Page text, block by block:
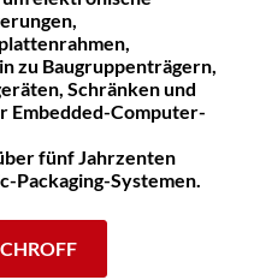
zu Baugruppenträgern,
Schränken und
Embedded-Computer-
fünf Jahrzenten
Systemen.